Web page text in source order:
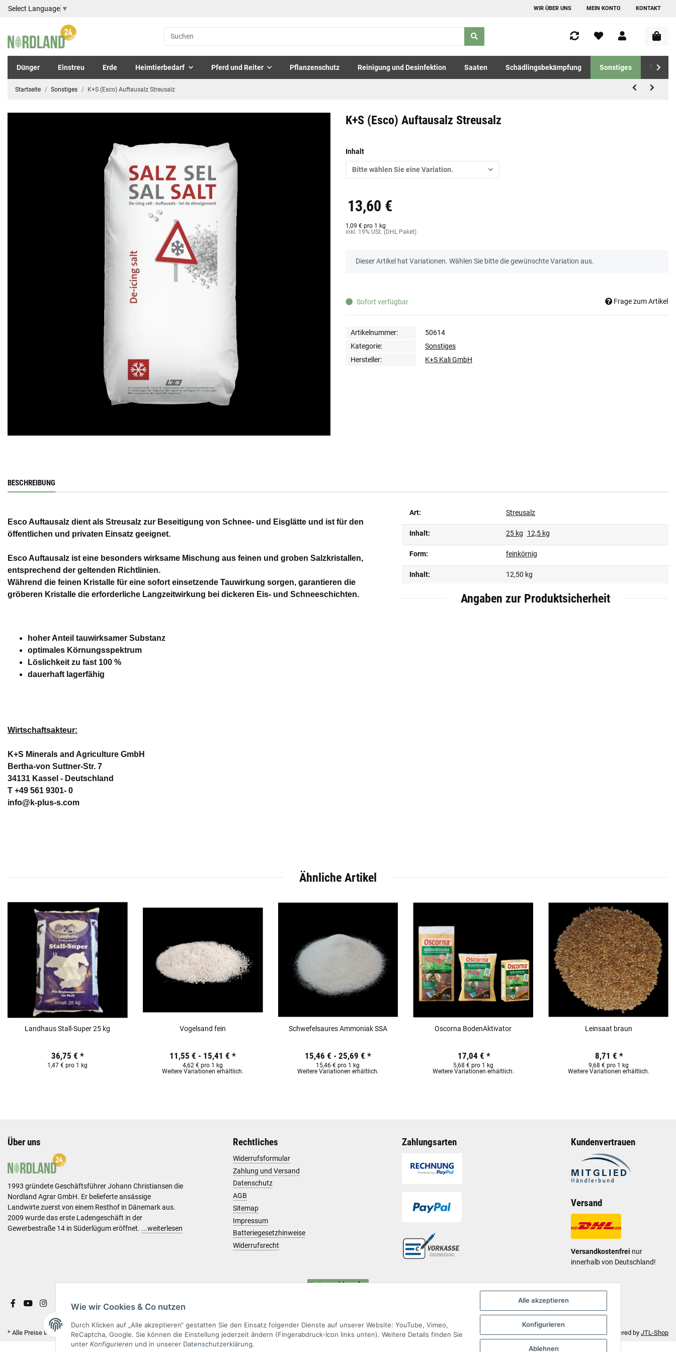
Select Language ▼ WIR ÜBER UNS MEIN KONTO KONTAKT
Dünger Einstreu Erde Heimtierbedarf Pferd und Reiter Pflanzenschutz Reinigung und Desinfektion Saaten Schädlingsbekämpfung Sonstiges
Startseite Sonstiges K+S (Esco) Auftausalz Streusalz
K+S (Esco) Auftausalz Streusalz
Inhalt
Bitte wählen Sie eine Variation.
13,60 €
1,09 € pro 1 kg
inkl. 19% USt. (DHL Paket)
x
Dieser Artikel hat Variationen. Wählen Sie bitte die gewünschte Variation aus.
Sofort verfügbar Frage zum Artikel
Artikelnummer:
50614
Kategorie:
Sonstiges
Hersteller:
K+S Kali GmbH
BESCHREIBUNG
Esco Auftausalz dient als Streusalz zur Beseitigung von Schnee- und Eisglätte und ist für den
öffentlichen und privaten Einsatz geeignet.
Esco Auftausalz ist eine besonders wirksame Mischung aus feinen und groben Salzkristallen,
entsprechend der geltenden Richtlinien.
Während die feinen Kristalle für eine sofort einsetzende Tauwirkung sorgen, garantieren die
gröberen Kristalle die erforderliche Langzeitwirkung bei dickeren Eis- und Schneeschichten.
hoher Anteil tauwirksamer Substanz
optimales Körnungsspektrum
Löslichkeit zu fast 100 %
dauerhaft lagerfähig
Wirtschaftsakteur:
K+S Minerals and Agriculture GmbH
Bertha-von Suttner-Str. 7
34131 Kassel - Deutschland
T +49 561 9301- 0
info@k-plus-s.com
Art: Streusalz
Inhalt: 25 kg 12,5 kg
Form: feinkörnig
Inhalt: 12,50 kg
Angaben zur Produktsicherheit
Ähnliche Artikel
Landhaus Stall-Super 25 kg
36,75 € *
1,47 € pro 1 kg
Vogelsand fein
11,55 € - 15,41 €*
4,62 € pro 1 kg
Weitere Variationen erhältlich.
Schwefelsaures Ammoniak SSA
15,46 € - 25,69 € *
15,46 € pro 1 kg
Weitere Variationen erhältlich.
Oscorna BodenAktivator
17,04 €*
5,68 € pro 1 kg
Weitere Variationen erhältlich.
Leinsaat braun
8,71 €*
9,68 € pro 1 kg
Weitere Variationen erhältlich.
Über uns
1993 gründete Geschäftsführer Johann Christiansen die
Nordland Agrar GmbH. Er belieferte ansässige
Landwirte zuerst von einem Resthof in Dänemark aus.
2009 wurde das erste Ladengeschäft in der
Gewerbestraße 14 in Süderlügum eröffnet. ...weiterlesen
Rechtliches
Widerrufsformular
Zahlung und Versand
Datenschutz
AGB
Sitemap
Impressum
Batteriegesetzhinweise
Widerrufsrecht
Zahlungsarten Kundenvertrauen
Versand
Versandkostenfrei nur
innerhalb von Deutschland!
Vertrag widerrufen
* Alle Preise inkl. gesetzlicher USt. & versandkostenfrei. • Powered by JTL-Shop
Wie wir Cookies & Co nutzen
Durch Klicken auf „Alle akzeptieren“ gestatten Sie den Einsatz folgender Dienste auf unserer Website: YouTube, Vimeo,
ReCaptcha, Google. Sie können die Einstellung jederzeit ändern (Fingerabdruck-Icon links unten). Weitere Details finden Sie
unter Konfigurieren und in unserer Datenschutzerklärung.
Alle akzeptieren
Konfigurieren
Ablehnen